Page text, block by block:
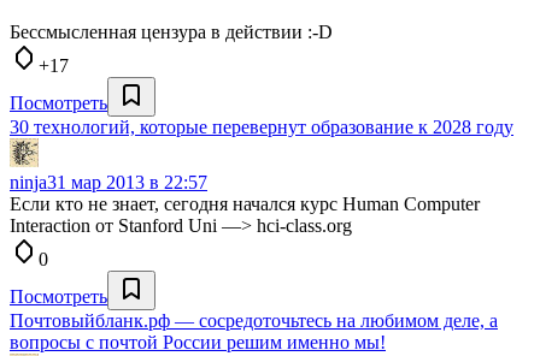
Бессмысленная цензура в действии :-D
+17
Посмотреть
30 технологий, которые перевернут образование к 2028 году
ninja31 мар 2013 в 22:57
Если кто не знает, сегодня начался курс Human Computer
Interaction от Stanford Uni —> hci-class.org
0
Посмотреть
Почтовыйбланк.рф — сосредоточьтесь на любимом деле, а
вопросы с почтой России решим именно мы!